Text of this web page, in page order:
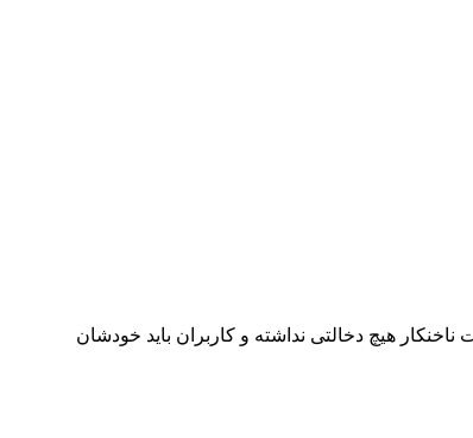
هیچ دخالتی نداشته و کاربران باید خودشان